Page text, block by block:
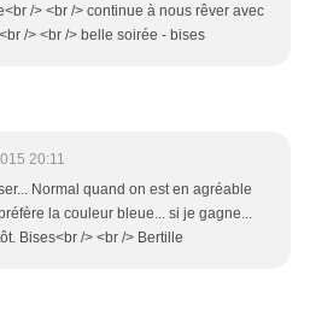
/> <br /> continue à nous rêver avec
/> <br /> belle soirée - bises
20:11
Normal quand on est en agréable
la couleur bleue... si je gagne...
Bises<br /> <br /> Bertille